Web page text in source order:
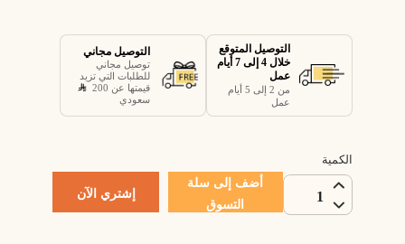
التوصيل المتوقع
خلال 4 إلى 7 أيام
عمل
من 2 إلى 5 أيام
عمل
التوصيل مجاني
توصيل مجاني
للطلبات التي تزيد
قيمتها عن 200
سعودي
الكمية
1
أضف إلى سلة
التسوق
إشتري الآن